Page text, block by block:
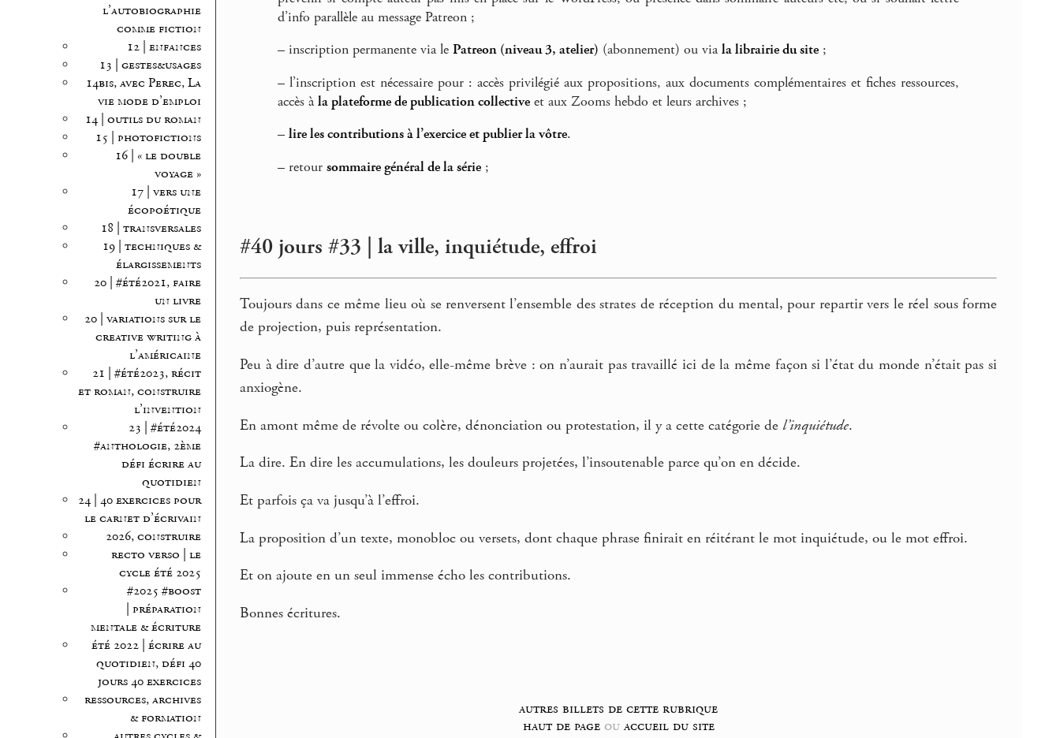
l’autobiographie
comme fiction
12 | enfances
13 | gestes&usages
14bis, avec Perec, La
vie mode d’emploi
14 | outils du roman
15 | photofictions
16 | « le double
voyage »
17 | vers une
écopoétique
18 | transversales
19 | techniques &
élargissements
20 | #été2021, faire
un livre
20 | variations sur le
creative writing à
l’américaine
21 | #été2023, récit
et roman, construire
l’invention
23 | #été2024
#anthologie, 2ème
défi écrire au
quotidien
24 | 40 exercices pour
le carnet d’écrivain
2026, construire
recto verso | le
cycle été 2025
#2025 #boost
| préparation
mentale & écriture
été 2022 | écrire au
quotidien, défi 40
jours 40 exercices
ressources, archives
& formation
d’info parallèle au message Patreon ;
– inscription permanente via le Patreon (niveau 3, atelier) (abonnement) ou viala librairie du site ;
– l’inscription est nécessaire pour : accès privilégié aux propositions, aux documents complémentaires et fiches ressources,
accès àla plateforme de publication collective et aux Zooms hebdo et leurs archives ;
– lire les contributions à l’exercice et publier la vôtre.
– retour sommaire général de la série ;
#40 jours #33 | la ville, inquiétude, effroi
Toujours dans ce même lieu où se renversent l’ensemble des strates de réception du mental, pour repartir vers le réel sous forme
de projection, puis représentation.
Peu à dire d’autre que la vidéo, elle-même brève : on n’aurait pas travaillé ici de la même façon si l’état du monde n’était pas si
anxiogène.
En amont même de révolte ou colère, dénonciation ou protestation, il y a cette catégorie de l’inquiétude.
La dire. En dire les accumulations, les douleurs projetées, l’insoutenable parce qu’on en décide.
Et parfois ça va jusqu’à l’effroi.
La proposition d’un texte, monobloc ou versets, dont chaque phrase finirait en réitérant le mot inquiétude, ou le mot effroi.
Et on ajoute en un seul immense écho les contributions.
Bonnes écritures.
autres billets de cette rubrique
haut de pageouaccueil du site